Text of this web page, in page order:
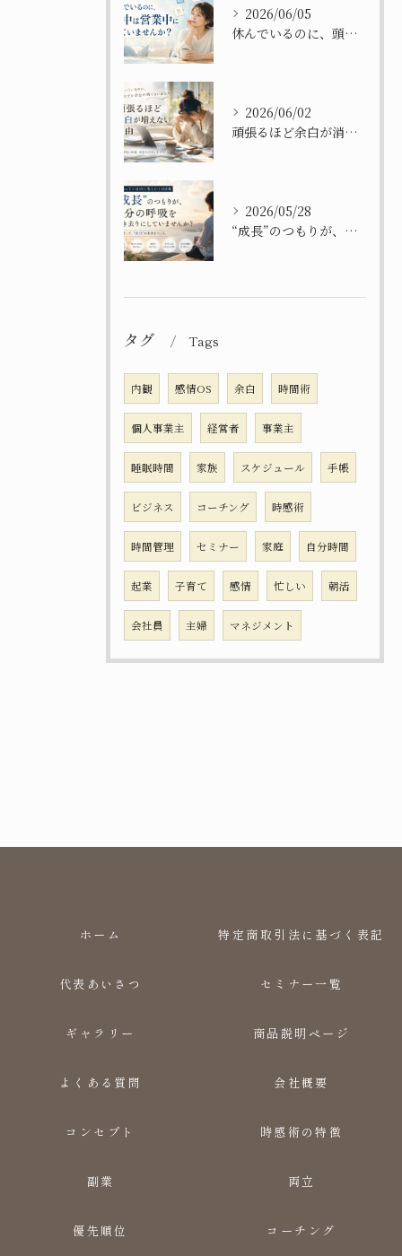
2026/06/05
休んでいるのに、頭の中は営業中になっていませんか？
2026/06/02
頑張るほど余白が消えてしまう理由
2026/05/28
“成長”のつもりが、自分を置き去りにしてませんか？
タグ Tags
内観 感情OS 余白 時間術
個人事業主 経営者 事業主
睡眠時間 家族 スケジュール 手帳
ビジネス コーチング 時感術
時間管理 セミナー 家庭 自分時間
起業 子育て 感情 忙しい 朝活
会社員 主婦 マネジメント
ホーム 特定商取引法に基づく表記
代表あいさつ セミナー一覧
ギャラリー 商品説明ページ
よくある質問 会社概要
コンセプト 時感術の特徴
副業 両立
優先順位 コーチング